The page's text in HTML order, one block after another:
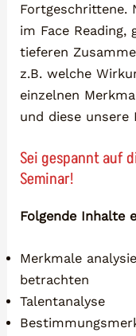
Fortgeschrittene.
im Face Reading,
tieferen
z.B. welche
einzelnen
und diese unsere
Sei gespannt auf
Seminar!
Folgende Inhalte
Merkmale
betrachten
Talentanalyse